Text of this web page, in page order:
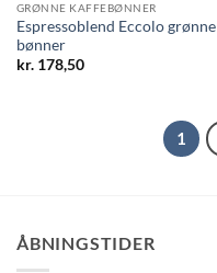
GRØNNE KAFFEBØNNER
Espressoblend Eccolo grønne
bønner
kr.178,50
1
ÅBNINGSTIDER